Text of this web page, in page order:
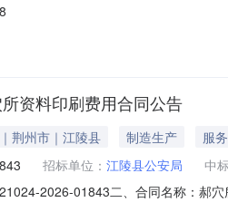
传播有限公司八、采购清单序号采
文
资料印刷费用合同公告
荆州市｜江陵县 制造生产
服务
招标单位： 江陵县公安局
中
2026-01843二、合同名称：郝